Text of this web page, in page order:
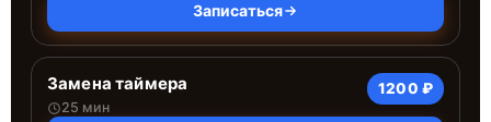
Записаться
Замена таймера
25 мин
1200 ₽